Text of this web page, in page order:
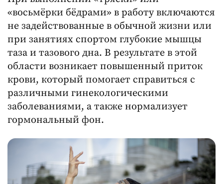
«восьмёрки бёдрами» в работу включаются
не задействованные в обычной жизни или
при занятиях спортом глубокие мышцы
таза и тазового дна. В результате в этой
области возникает повышенный приток
крови, который помогает справиться с
различными гинекологическими
заболеваниями, а также нормализует
гормональный фон.